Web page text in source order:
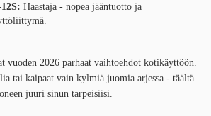
Haastaja - nopea jääntuotto ja
vuoden 2026 parhaat vaihtoehdot kotikäyttöön.
tai kaipaat vain kylmiä juomia arjessa - täältä
juuri sinun tarpeisiisi.